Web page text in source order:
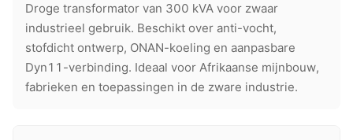
Droge transformator van 300 kVA voor zwaar
industrieel gebruik. Beschikt over anti-vocht,
stofdicht ontwerp, ONAN-koeling en aanpasbare
Dyn11-verbinding. Ideaal voor Afrikaanse mijnbouw,
fabrieken en toepassingen in de zware industrie.